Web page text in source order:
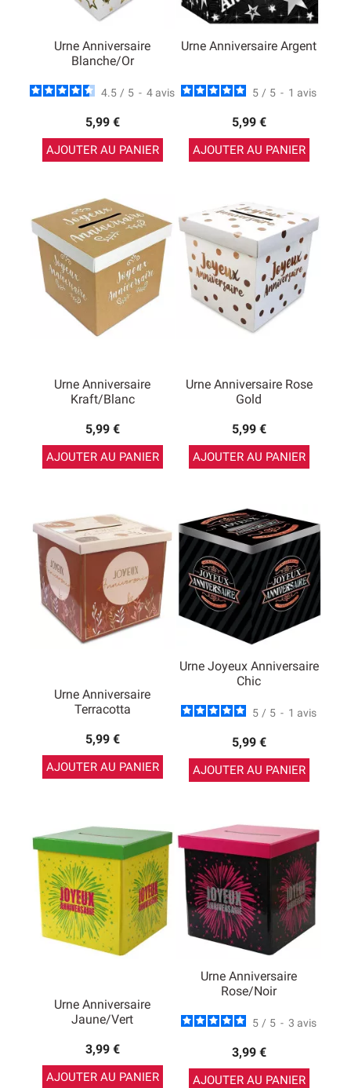
Urne Anniversaire
Blanche/Or
4.5 / 5 - 4 avis
5,99 €
AJOUTER AU PANIER
Urne Anniversaire Argent
5 / 5 - 1 avis
5,99 €
AJOUTER AU PANIER
Urne Anniversaire
Kraft/Blanc
5,99 €
AJOUTER AU PANIER
Urne Anniversaire Rose
Gold
5,99 €
AJOUTER AU PANIER
Urne Anniversaire
Terracotta
5,99 €
AJOUTER AU PANIER
Urne Joyeux Anniversaire
Chic
5 / 5 - 1 avis
5,99 €
AJOUTER AU PANIER
Urne Anniversaire
Jaune/Vert
3,99 €
AJOUTER AU PANIER
Urne Anniversaire
Rose/Noir
5 / 5 - 3 avis
3,99 €
AJOUTER AU PANIER